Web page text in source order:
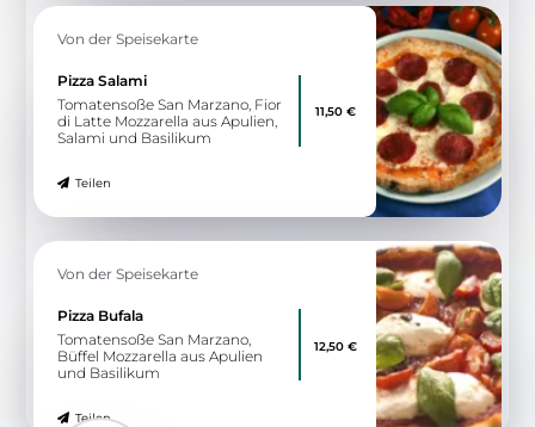
Von der Speisekarte
Pizza Salami
Tomatensoße San Marzano, Fior
di Latte Mozzarella aus Apulien,
Salami und Basilikum
Teilen
11,50 €
Von der Speisekarte
Pizza Bufala
Tomatensoße San Marzano,
Büffel Mozzarella aus Apulien
und Basilikum
Teilen
12,50 €